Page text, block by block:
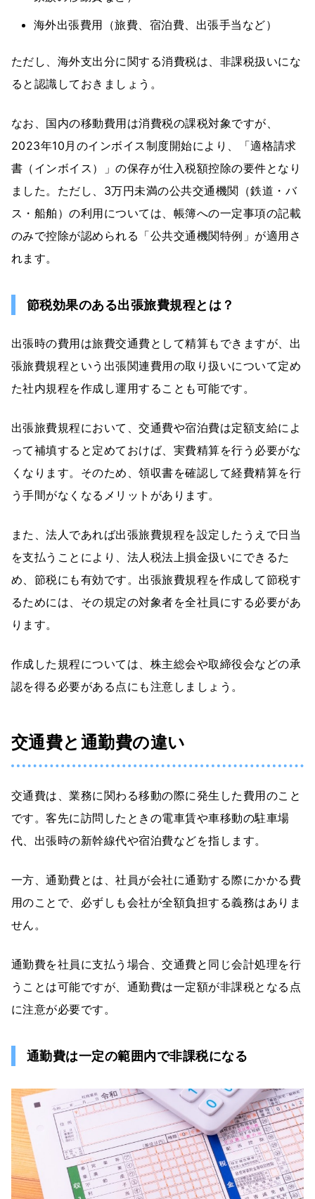
海外出張費用（旅費、宿泊費、出張手当など）
ただし、海外支出分に関する消費税は、非課税扱いにな
ると認識しておきましょう。
なお、国内の移動費用は消費税の課税対象ですが、
2023年10月のインボイス制度開始により、「適格請求
書（インボイス）」の保存が仕入税額控除の要件となり
ました。ただし、3万円未満の公共交通機関（鉄道・バ
ス・船舶）の利用については、帳簿への一定事項の記載
のみで控除が認められる「公共交通機関特例」が適用さ
れます。
節税効果のある出張旅費規程とは？
出張時の費用は旅費交通費として精算もできますが、出
張旅費規程という出張関連費用の取り扱いについて定め
た社内規程を作成し運用することも可能です。
出張旅費規程において、交通費や宿泊費は定額支給によ
って補填すると定めておけば、実費精算を行う必要がな
くなります。そのため、領収書を確認して経費精算を行
う手間がなくなるメリットがあります。
また、法人であれば出張旅費規程を設定したうえで日当
を支払うことにより、法人税法上損金扱いにできるた
め、節税にも有効です。出張旅費規程を作成して節税す
るためには、その規定の対象者を全社員にする必要があ
ります。
作成した規程については、株主総会や取締役会などの承
認を得る必要がある点にも注意しましょう。
交通費と通勤費の違い
交通費は、業務に関わる移動の際に発生した費用のこと
です。客先に訪問したときの電車賃や車移動の駐車場
代、出張時の新幹線代や宿泊費などを指します。
一方、通勤費とは、社員が会社に通勤する際にかかる費
用のことで、必ずしも会社が全額負担する義務はありま
せん。
通勤費を社員に支払う場合、交通費と同じ会計処理を行
うことは可能ですが、通勤費は一定額が非課税となる点
に注意が必要です。
通勤費は一定の範囲内で非課税になる